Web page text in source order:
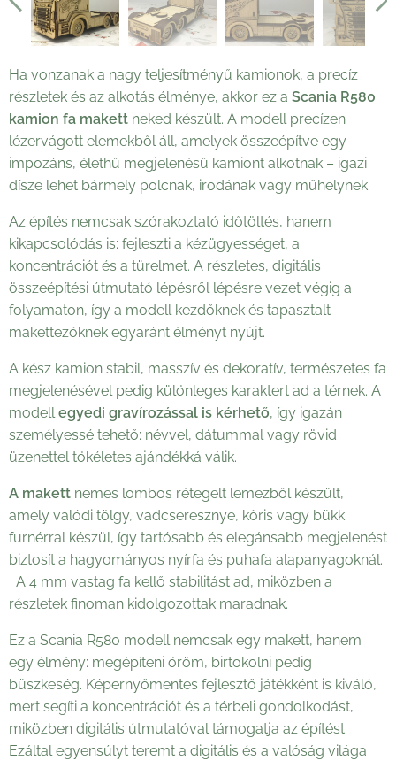
Ha vonzanak a nagy teljesítményű kamionok, a precíz
részletek és az alkotás élménye, akkor ez a Scania R580
kamion fa makett neked készült. A modell precízen
lézervágott elemekből áll, amelyek összeépítve egy
impozáns, élethű megjelenésű kamiont alkotnak – igazi
dísze lehet bármely polcnak, irodának vagy műhelynek.
Az építés nemcsak szórakoztató időtöltés, hanem
kikapcsolódás is: fejleszti a kézügyességet, a
koncentrációt és a türelmet. A részletes, digitális
összeépítési útmutató lépésről lépésre vezet végig a
folyamaton, így a modell kezdőknek és tapasztalt
makettezőknek egyaránt élményt nyújt.
A kész kamion stabil, masszív és dekoratív, természetes fa
megjelenésével pedig különleges karaktert ad a térnek. A
modellegyedi gravírozással is kérhető, így igazán
személyessé tehető: névvel, dátummal vagy rövid
üzenettel tökéletes ajándékká válik.
A makett nemes lombos rétegelt lemezből készült,
amely valódi tölgy, vadcseresznye, kőris vagy bükk
furnérral készül, így tartósabb és elegánsabb megjelenést
biztosít a hagyományos nyírfa és puhafa alapanyagoknál.
A 4 mm vastag fa kellő stabilitást ad, miközben a
részletek finoman kidolgozottak maradnak.
Ez a Scania R580 modell nemcsak egy makett, hanem
egy élmény: megépíteni öröm, birtokolni pedig
büszkeség. Képernyőmentes fejlesztő játékként is kiváló,
mert segíti a koncentrációt és a térbeli gondolkodást,
miközben digitális útmutatóval támogatja az építést.
Ezáltal egyensúlyt teremt a digitális és a valóság világa